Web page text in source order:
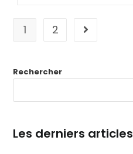
1 2
Rechercher
Les derniers articles